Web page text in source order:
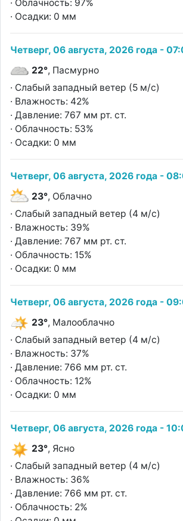
· Облачность: 97%
· Осадки: 0 мм
Четверг, 06 августа, 2026 года -
22°, Пасмурно
· Слабый западный ветер (5 м/с)
· Влажность: 42%
· Давление: 767 мм рт. ст.
· Облачность: 53%
· Осадки: 0 мм
Четверг, 06 августа, 2026 года -
23°, Облачно
· Слабый западный ветер (4 м/с)
· Влажность: 39%
· Давление: 767 мм рт. ст.
· Облачность: 15%
· Осадки: 0 мм
Четверг, 06 августа, 2026 года -
23°, Малооблачно
· Слабый западный ветер (4 м/с)
· Влажность: 37%
· Давление: 766 мм рт. ст.
· Облачность: 12%
· Осадки: 0 мм
Четверг, 06 августа, 2026 года -
23°, Ясно
· Слабый западный ветер (4 м/с)
· Влажность: 36%
· Давление: 766 мм рт. ст.
· Облачность: 2%